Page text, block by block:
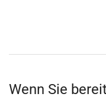
Wenn Sie